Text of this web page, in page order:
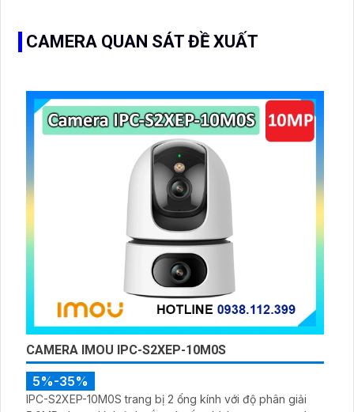
CAMERA QUAN SÁT ĐỀ XUẤT
CAMERA IMOU IPC-S2XEP-10M0S
5%-35%
IPC-S2XEP-10M0S trang bị 2 ống kính với độ phân giải